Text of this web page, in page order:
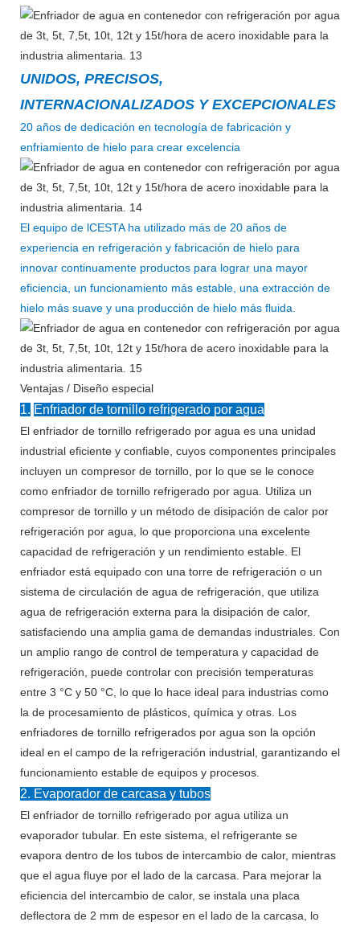
UNIDOS, PRECISOS,
INTERNACIONALIZADOS Y EXCEPCIONALES
20 años de dedicación en tecnología de fabricación y
enfriamiento de hielo para crear excelencia
El equipo de lCESTA ha utilizado más de 20 años de
experiencia en refrigeración y fabricación de hielo para
innovar continuamente productos para lograr una mayor
eficiencia, un funcionamiento más estable, una extracción de
hielo más suave y una producción de hielo más fluida.
Ventajas / Diseño especial
1. Enfriador de tornillo refrigerado por agua
El enfriador de tornillo refrigerado por agua es una unidad
industrial eficiente y confiable, cuyos componentes principales
incluyen un compresor de tornillo, por lo que se le conoce
como enfriador de tornillo refrigerado por agua. Utiliza un
compresor de tornillo y un método de disipación de calor por
refrigeración por agua, lo que proporciona una excelente
capacidad de refrigeración y un rendimiento estable. El
enfriador está equipado con una torre de refrigeración o un
sistema de circulación de agua de refrigeración, que utiliza
agua de refrigeración externa para la disipación de calor,
satisfaciendo una amplia gama de demandas industriales. Con
un amplio rango de control de temperatura y capacidad de
refrigeración, puede controlar con precisión temperaturas
entre 3 °C y 50 °C, lo que lo hace ideal para industrias como
la de procesamiento de plásticos, química y otras. Los
enfriadores de tornillo refrigerados por agua son la opción
ideal en el campo de la refrigeración industrial, garantizando el
funcionamiento estable de equipos y procesos.
2. Evaporador de carcasa y tubos
El enfriador de tornillo refrigerado por agua utiliza un
evaporador tubular. En este sistema, el refrigerante se
evapora dentro de los tubos de intercambio de calor, mientras
que el agua fluye por el lado de la carcasa. Para mejorar la
eficiencia del intercambio de calor, se instala una placa
deflectora de 2 mm de espesor en el lado de la carcasa, lo